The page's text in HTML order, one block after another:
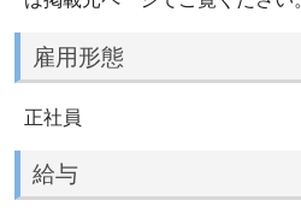
雇用形態
正社員
給与